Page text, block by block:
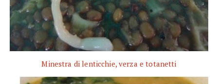
Minestra di lenticchie, verza e totanetti